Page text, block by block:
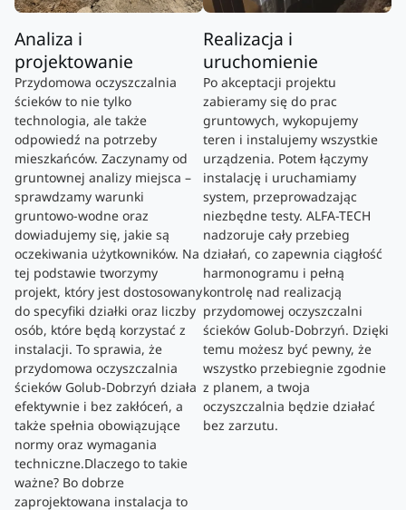
Analiza i
projektowanie
Przydomowa oczyszczalnia
ścieków to nie tylko
technologia, ale także
odpowiedź na potrzeby
mieszkańców. Zaczynamy od
gruntownej analizy miejsca –
sprawdzamy warunki
gruntowo-wodne oraz
dowiadujemy się, jakie są
oczekiwania użytkowników. Na
tej podstawie tworzymy
projekt, który jest dostosowany
do specyfiki działki oraz liczby
osób, które będą korzystać z
instalacji. To sprawia, że
przydomowa oczyszczalnia
ścieków Golub-Dobrzyń działa
efektywnie i bez zakłóceń, a
także spełnia obowiązujące
normy oraz wymagania
techniczne.Dlaczego to takie
ważne? Bo dobrze
zaprojektowana instalacja to
Realizacja i
uruchomienie
Po akceptacji projektu
zabieramy się do prac
gruntowych, wykopujemy
teren i instalujemy wszystkie
urządzenia. Potem łączymy
instalację i uruchamiamy
system, przeprowadzając
niezbędne testy. ALFA-TECH
nadzoruje cały przebieg
działań, co zapewnia ciągłość
harmonogramu i pełną
kontrolę nad realizacją
przydomowej oczyszczalni
ścieków Golub-Dobrzyń. Dzięki
temu możesz być pewny, że
wszystko przebiegnie zgodnie
z planem, a twoja
oczyszczalnia będzie działać
bez zarzutu.